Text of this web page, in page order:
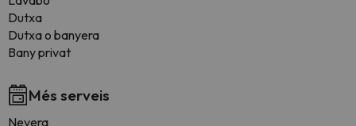
Dutxa
Dutxa o banyera
Bany privat
Més serveis
Nevera